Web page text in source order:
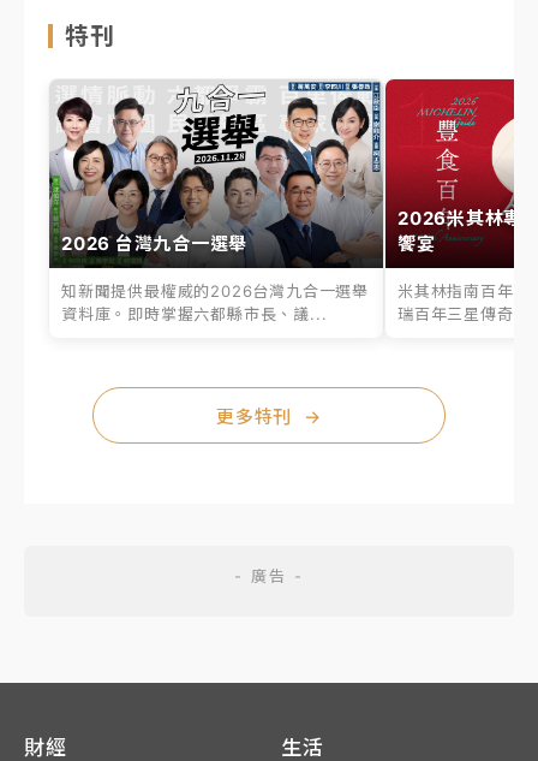
特刊
2026 台灣九合一選舉
知新聞提供最權威的2026台灣九合一選舉
資料庫。即時掌握六都縣市長、議...
2026米其林專
饗宴
米其林指南百年之
瑞百年三星傳奇、
更多特刊 →
財經 生活